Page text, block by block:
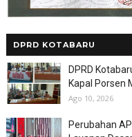
DPRD KOTABARU
DPRD
Kapal Porsen
Ago 10, 2026
Perubahan